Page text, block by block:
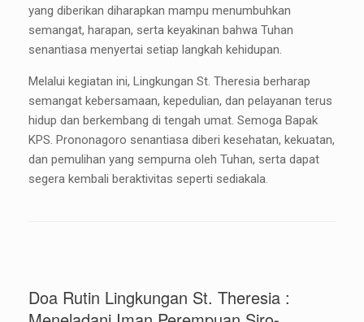
yang diberikan diharapkan mampu menumbuhkan
semangat, harapan, serta keyakinan bahwa Tuhan
senantiasa menyertai setiap langkah kehidupan.
Melalui kegiatan ini, Lingkungan St. Theresia berharap
semangat kebersamaan, kepedulian, dan pelayanan terus
hidup dan berkembang di tengah umat. Semoga Bapak
KPS. Prononagoro senantiasa diberi kesehatan, kekuatan,
dan pemulihan yang sempurna oleh Tuhan, serta dapat
segera kembali beraktivitas seperti sediakala.
Doa Rutin Lingkungan St. Theresia :